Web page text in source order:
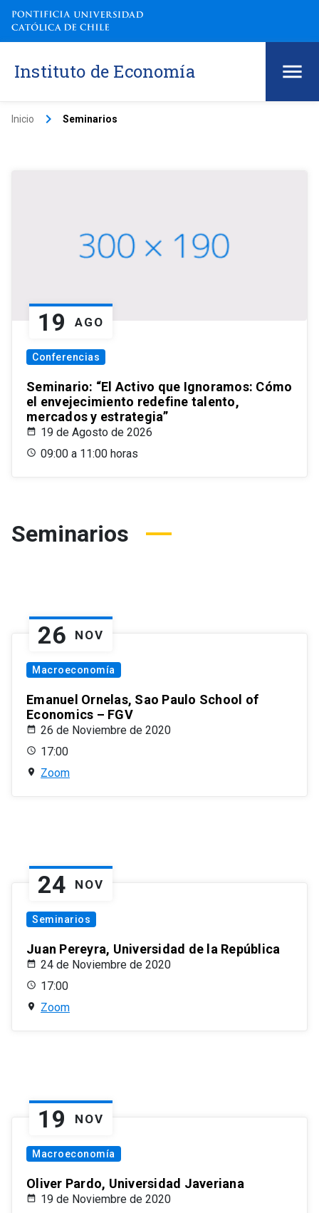
Instituto de Economía
Inicio keyboard_arrow_right Seminarios
19 AGO
Conferencias
Seminario: “El Activo que Ignoramos: Cómo
el envejecimiento redefine talento,
mercados y estrategia”
19 de Agosto de 2026
09:00 a 11:00 horas
Seminarios
26 NOV
Macroeconomía
Emanuel Ornelas, Sao Paulo School of
Economics – FGV
26 de Noviembre de 2020
17:00
Zoom
24 NOV
Seminarios
Juan Pereyra, Universidad de la República
24 de Noviembre de 2020
17:00
Zoom
19 NOV
Macroeconomía
Oliver Pardo, Universidad Javeriana
19 de Noviembre de 2020